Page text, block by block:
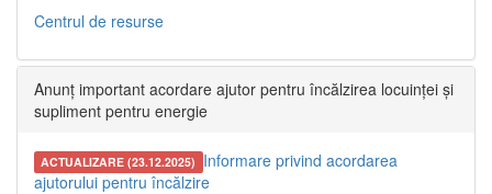
Centrul de resurse
Anunț important acordare ajutor pentru încălzirea locuinței și
supliment pentru energie
ACTUALIZARE (23.12.2025) Informare privind acordarea
ajutorului pentru încălzire